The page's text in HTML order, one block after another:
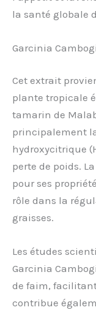
la santé globale
Garcinia
Cet extrait
plante tropicale
tamarin de
principalement
hydroxycitrique
perte de poids.
pour ses
rôle dans la
graisses.
Les études
Garcinia
de faim,
contribue